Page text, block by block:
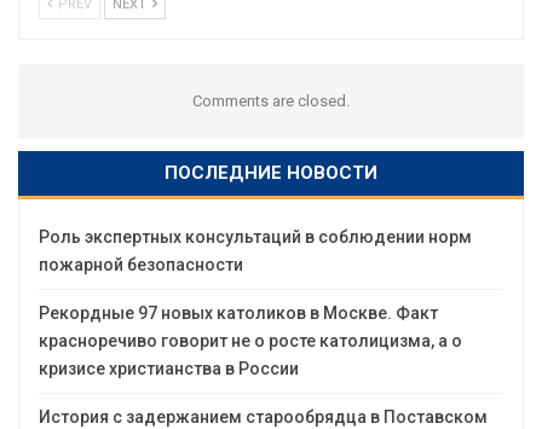
PREV NEXT
Comments are closed.
ПОСЛЕДНИЕ НОВОСТИ
Роль экспертных консультаций в соблюдении норм
пожарной безопасности
Рекордные 97 новых католиков в Москве. Факт
красноречиво говорит не о росте католицизма, а о
кризисе христианства в России
История с задержанием старообрядца в Поставском